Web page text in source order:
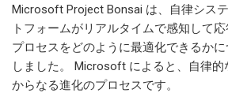
Microsoft Project Bonsai は、自律シス
トフォームがリアルタイムで感知して
プロセスをどのように最適化できるか
しました。 Microsoft によると、自律
からなる進化のプロセスです。